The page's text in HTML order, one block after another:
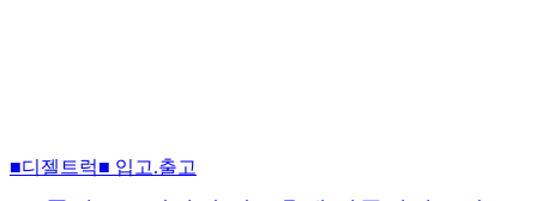
■디젤트럭■ 입고.출고